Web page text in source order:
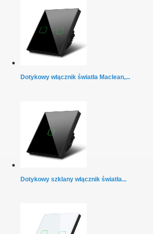
Dotykowy włącznik światła Maclean,...
Dotykowy szklany włącznik światła...